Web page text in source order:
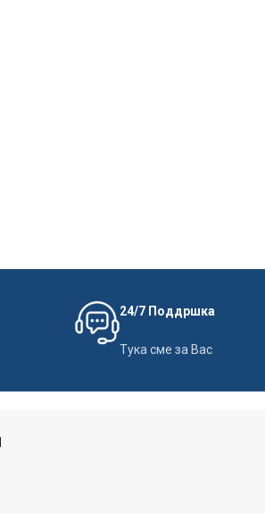
24/7 Поддршка
Тука сме за Вас